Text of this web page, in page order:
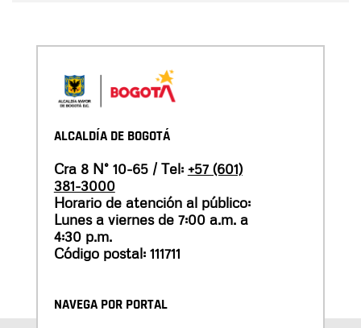
ALCALDÍA DE BOGOTÁ
Cra 8 N° 10-65 / Tel: +57 (601)
381-3000
Horario de atención al público:
Lunes a viernes de 7:00 a.m. a
4:30 p.m.
Código postal: 111711
NAVEGA POR PORTAL